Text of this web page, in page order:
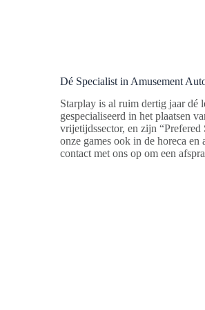
Dé Specialist in Amusement
Starplay is al ruim dertig jaar dé
gespecialiseerd in het plaatsen
vrijetijdssector, en zijn
onze games ook in de horeca
contact met ons op om een